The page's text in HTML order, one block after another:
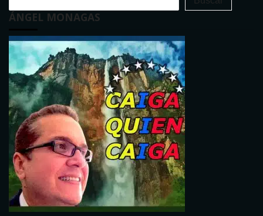
ÁNGEL MONAGAS